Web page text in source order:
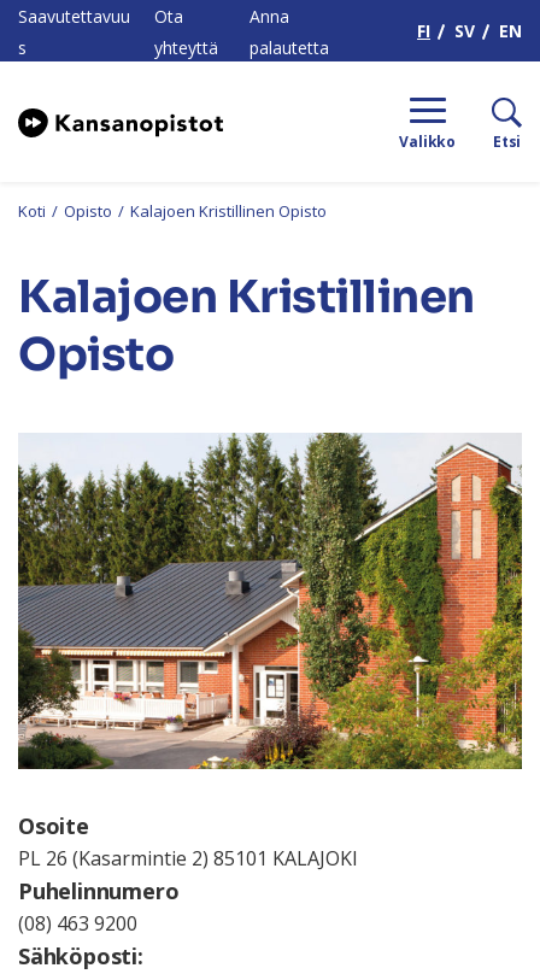
Saavutettavuu
s
Ota
yhteyttä
Anna
palautetta
FI SV EN
Valikko Etsi
Koti / Opisto / Kalajoen Kristillinen Opisto
Kalajoen Kristillinen
Opisto
Osoite
PL 26 (Kasarmintie 2) 85101 KALAJOKI
Puhelinnumero
(08) 463 9200
Sähköposti: